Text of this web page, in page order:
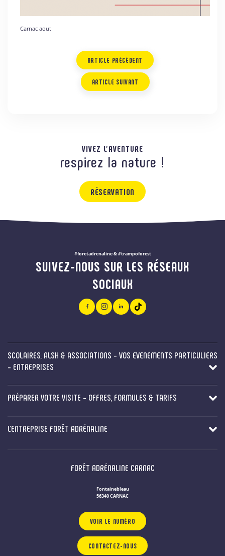
Carnac aout
ARTICLE PRÉCÉDENT
ARTICLE SUIVANT
VIVEZ L'AVENTURE
respirez la nature !
RÉSERVATION
#foretadrenaline & #trampoforest
SUIVEZ-NOUS SUR LES RÉSEAUX
SOCIAUX
SCOLAIRES, ALSH & ASSOCIATIONS - VOS EVENEMENTS PARTICULIERS
- ENTREPRISES
PRÉPARER VOTRE VISITE - OFFRES, FORMULES & TARIFS
L'ENTREPRISE FORÊT ADRÉNALINE
FORÊT ADRÉNALINE CARNAC
Fontainebleau
56340 CARNAC
VOIR LE NUMÉRO
CONTACTEZ-NOUS